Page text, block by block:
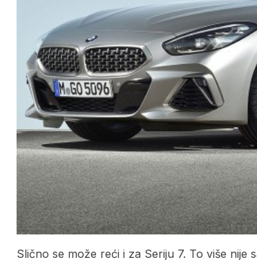
Slično se može reći i za Seriju 7. To više nije